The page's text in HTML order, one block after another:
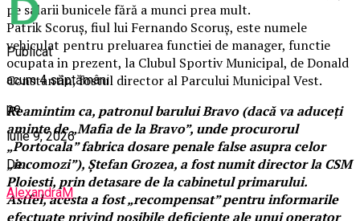
pe salarii bunicele fără a munci prea mult.
Patrik Scoruş, fiul lui Fernando Scoruş, este numele
vehiculat pentru preluarea functiei de manager, functie
ocupata in prezent, la Clubul Sportiv Municipal, de Donald
Constantin, fostul director al Parcului Municipal Vest.
Reamintim ca, patronul barului Bravo (dacă va aduceți
aminte de „Mafia de la Bravo”, unde procurorul
„Portocala” fabrica dosare penale false asupra celor
„incomozi”), Ştefan Grozea, a fost numit director la CSM
Ploiesti, prin detasare de la cabinetul primarului.
Astfel, acesta a fost „recompensat” pentru informarile
efectuate privind posibile deficiente ale unui operator
Publicat
acum 4 săptămâni
pe
iulie 9, 2026
De
AlexandraM